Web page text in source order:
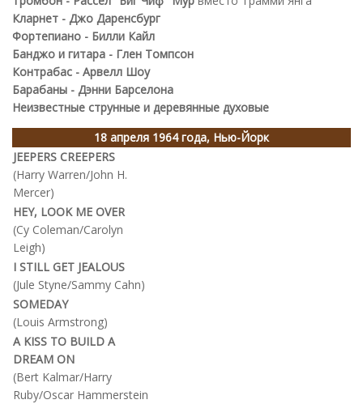
Кларнет - Джо Даренсбург
Фортепиано - Билли Кайл
Банджо и гитара - Глен Томпсон
Контрабас - Арвелл Шоу
Барабаны - Дэнни Барселона
Неизвестные струнные и деревянные духовые
18 апреля 1964 года, Нью-Йорк
JEEPERS CREEPERS
(Harry Warren/John H.
Mercer)
HEY, LOOK ME OVER
(Cy Coleman/Carolyn
Leigh)
I STILL GET JEALOUS
(Jule Styne/Sammy Cahn)
SOMEDAY
(Louis Armstrong)
A KISS TO BUILD A
DREAM ON
(Bert Kalmar/Harry
Ruby/Oscar Hammerstein